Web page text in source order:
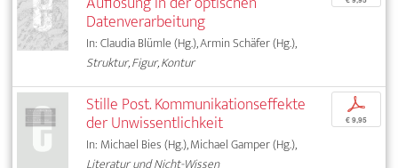
Datenverarbeitung
In: Claudia Blümle (Hg.), Armin Schäfer (Hg.),
Struktur, Figur, Kontur
Stille Post. Kommunikationseffekte
der Unwissentlichkeit
In: Michael Bies (Hg.), Michael Gamper (Hg.),
p
€ 9,95